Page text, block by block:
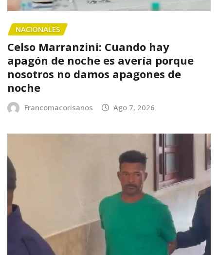
NACIONALES
Celso Marranzini: Cuando hay
apagón de noche es avería porque
nosotros no damos apagones de
noche
Francomacorisanos Ago 7, 2026